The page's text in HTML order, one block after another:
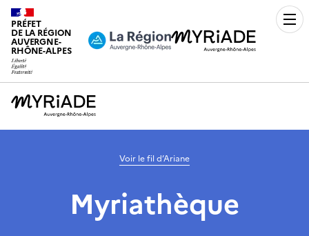
PRÉFET
DE LA RÉGION
AUVERGNE-
RHÔNE-ALPES
Voir le fil d’Ariane
Myriathèque